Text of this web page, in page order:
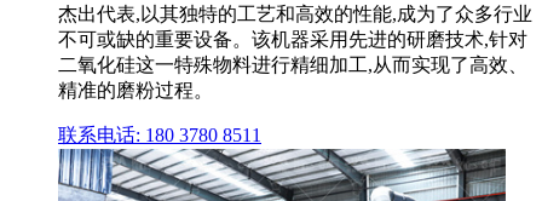
杰出代表,以其独特的工艺和高效的性能,成为了众多行业
不可或缺的重要设备。该机器采用先进的研磨技术,针对
二氧化硅这一特殊物料进行精细加工,从而实现了高效、
精准的磨粉过程。
联系电话: 180 3780 8511